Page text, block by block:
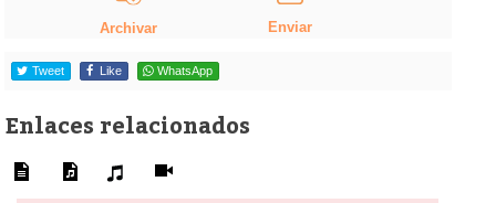
Archivar Enviar
Tweet Like WhatsApp
Enlaces relacionados